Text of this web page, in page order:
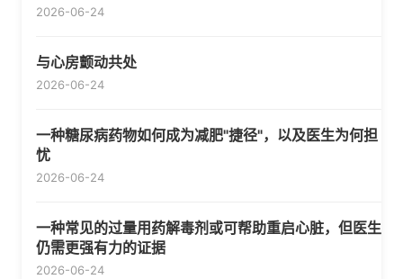
2026-06-24
与心房颤动共处
2026-06-24
一种糖尿病药物如何成为减肥"捷径"，以及医生为何担
忧
2026-06-24
一种常见的过量用药解毒剂或可帮助重启心脏，但医生
仍需更强有力的证据
2026-06-24